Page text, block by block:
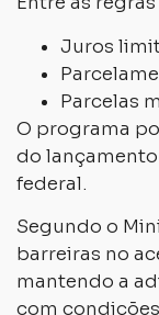
Juros
Parcelas
O programa
do lançamento
federal.
Segundo o
barreiras no
mantendo a
com